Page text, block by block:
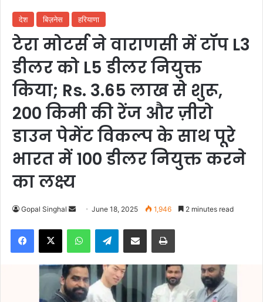
देश बिज़नेस हरियाणा
टेरा मोटर्स ने वाराणसी में टॉप L3
डीलर को L5 डीलर नियुक्त
किया; Rs. 3.65 लाख से शुरू,
200 किमी की रेंज और ज़ीरो
डाउन पेमेंट विकल्प के साथ पूरे
भारत में 100 डीलर नियुक्त करने
का लक्ष्य
Gopal Singhal
n
d
a
n
e
June 18, 2025 1,946 2 minutes read
Telegram